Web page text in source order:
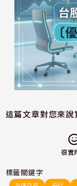
這篇文章對您來說
很實
標籤關鍵字